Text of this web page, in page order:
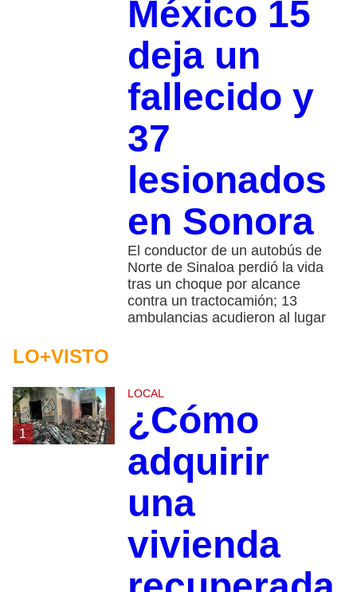
México 15
deja un
fallecido y
37
lesionados
en Sonora
El conductor de un autobús de
Norte de Sinaloa perdió la vida
tras un choque por alcance
contra un tractocamión; 13
ambulancias acudieron al lugar
LO+VISTO
1
LOCAL
¿Cómo
adquirir
una
vivienda